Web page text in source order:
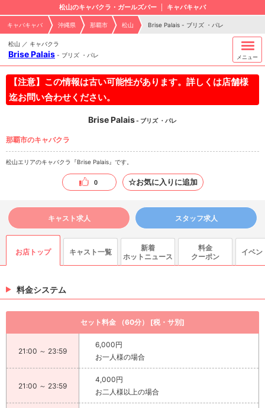
松山のキャバクラ・ガールズバー キャバキャバ
キャバキャバ 沖縄県 那覇市 松山 Brise Palais - ブリズ ・パレ
松山 ／ キャバクラ
Brise Palais - ブリズ ・パレ メニュー
【注意】この情報は古い可能性があります。詳しくは店舗様
迄お問い合わせください。
Brise Palais- ブリズ ・パレ
那覇市のキャバクラ
松山エリアのキャバクラ『Brise Palais』です。
0 ☆お気に入りに追加
キャスト求人 スタッフ求人
お店トップ キャスト一覧
新着
ホットニュース
料金
クーポン
イベン
料金システム
セット料金 （60分） [税・サ別]
21:00 ～ 23:59
6,000円
お一人様の場合
21:00 ～ 23:59
4,000円
お二人様以上の場合